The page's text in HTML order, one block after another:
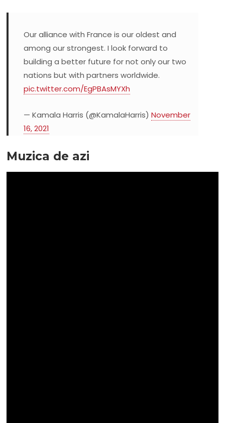
Our alliance with France is our oldest and
among our strongest. I look forward to
building a better future for not only our two
nations but with partners worldwide.
pic.twitter.com/EgPBAsMYXh
— Kamala Harris (@KamalaHarris)November
16, 2021
Muzica de azi